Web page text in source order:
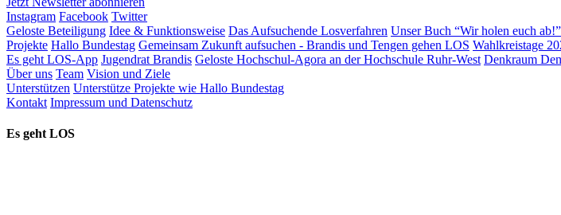
Instagram Facebook Twitter
Geloste Beteiligung Idee & Funktionsweise Das Aufsuchende Losverfahren Unser Buch “Wir holen euch ab!”
Projekte Hallo Bundestag Gemeinsam Zukunft aufsuchen - Brandis und Tengen gehen LOS Wahlkreistage
Es geht LOS-App Jugendrat Brandis Geloste Hochschul-Agora an der Hochschule Ruhr-West Denkraum
Über uns Team Vision und Ziele
Unterstützen Unterstütze Projekte wie Hallo Bundestag
Kontakt Impressum und Datenschutz
Es geht LOS